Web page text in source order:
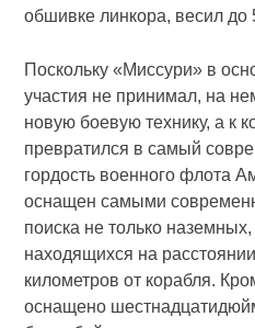
обшивке линкора, весил до
Поскольку «Миссури» в
участия не принимал, на
новую боевую технику, а к
превратился в самый
гордость военного флота
оснащен самыми
поиска не только
находящихся на
километров от корабля.
оснащено